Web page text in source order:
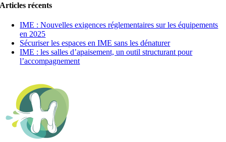
Articles récents
IME : Nouvelles exigences réglementaires sur les équipements
en 2025
Sécuriser les espaces en IME sans les dénaturer
IME : les salles d’apaisement, un outil structurant pour
l’accompagnement